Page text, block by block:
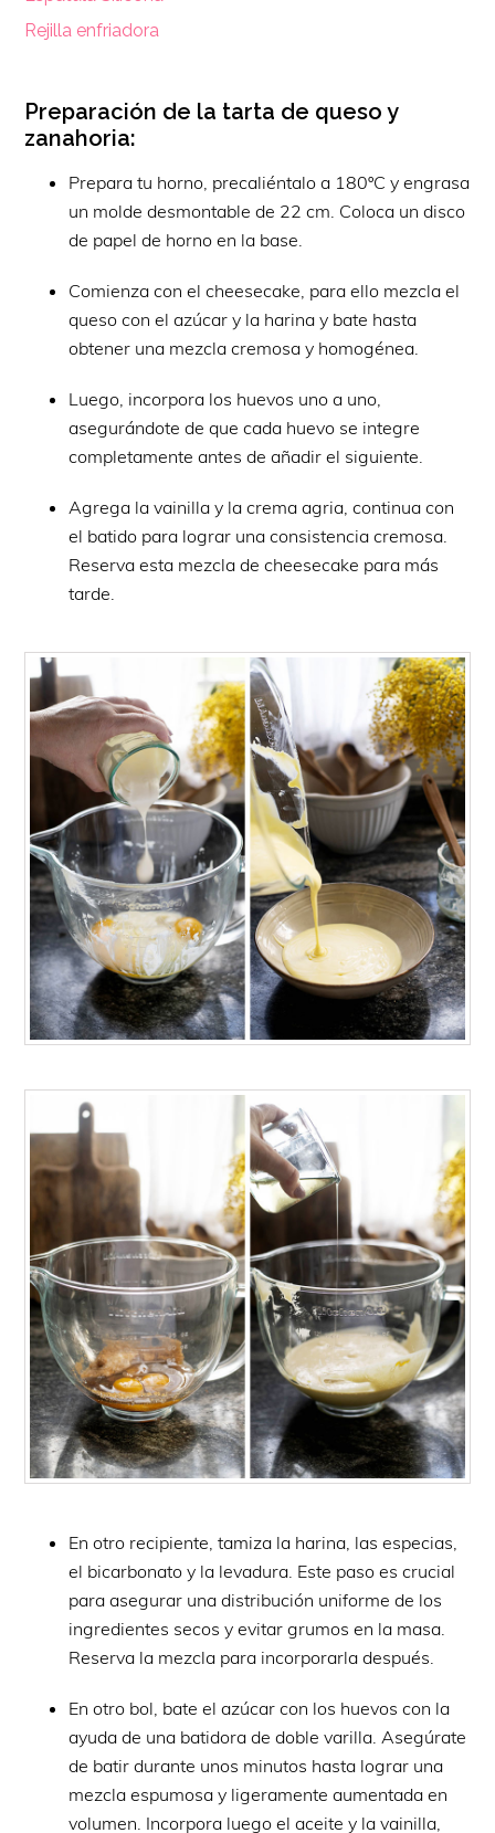
Rejilla enfriadora
Preparación de la tarta de queso y
zanahoria:
Prepara tu horno, precaliéntalo a 180ºC y engrasa
un molde desmontable de 22 cm. Coloca un disco
de papel de horno en la base.
Comienza con el cheesecake, para ello mezcla el
queso con el azúcar y la harina y bate hasta
obtener una mezcla cremosa y homogénea.
Luego, incorpora los huevos uno a uno,
asegurándote de que cada huevo se integre
completamente antes de añadir el siguiente.
Agrega la vainilla y la crema agria, continua con
el batido para lograr una consistencia cremosa.
Reserva esta mezcla de cheesecake para más
tarde.
En otro recipiente, tamiza la harina, las especias,
el bicarbonato y la levadura. Este paso es crucial
para asegurar una distribución uniforme de los
ingredientes secos y evitar grumos en la masa.
Reserva la mezcla para incorporarla después.
En otro bol, bate el azúcar con los huevos con la
ayuda de una batidora de doble varilla. Asegúrate
de batir durante unos minutos hasta lograr una
mezcla espumosa y ligeramente aumentada en
volumen. Incorpora luego el aceite y la vainilla,